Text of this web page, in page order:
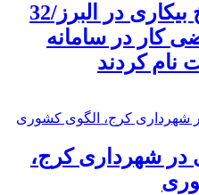
کاهش نرخ بیکاری در البرز/32
کار در سامانه
نام کردند
در شهرداری کرج،